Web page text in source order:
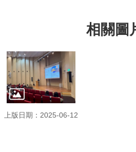
相關圖
上版日期：2025-06-12